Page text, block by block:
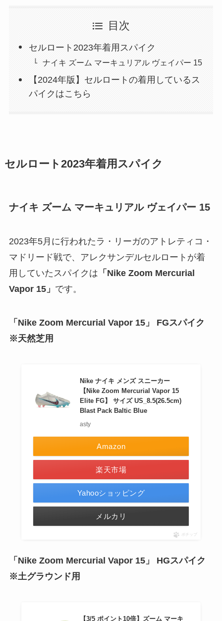
目次
セルロート2023年着用スパイク
ナイキ ズーム マーキュリアル ヴェイパー 15
【2024年版】セルロートの着用しているス
パイクはこちら
セルロート2023年着用スパイク
ナイキ ズーム マーキュリアル ヴェイパー 15
2023年5月に行われたラ・リーガのアトレティコ・
マドリード戦で、アレクサンデルセルロートが着
用していたスパイクは 「Nike Zoom Mercurial
Vapor 15」 です。
「Nike Zoom Mercurial Vapor 15」 FGスパイク
※天然芝用
Nike ナイキ メンズ スニーカー
【Nike Zoom Mercurial Vapor 15
Elite FG】 サイズ US_8.5(26.5cm)
Blast Pack Baltic Blue
asty
Amazon
楽天市場
Yahooショッピング
メルカリ
ポチップ
「Nike Zoom Mercurial Vapor 15」 HGスパイク
※土グラウンド用
【3/5 ポイント10倍】ズーム マーキ